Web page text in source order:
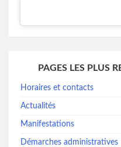
PAGES LES PLUS
Horaires et contacts
Actualités
Manifestations
Démarches administratives